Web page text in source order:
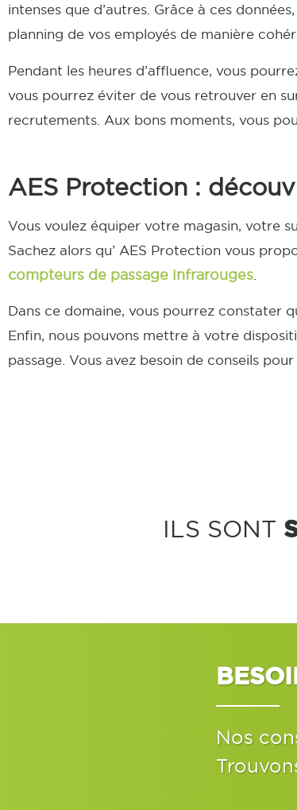
intenses que d’autres. Grâce à ces
planning de vos employés de manière
Pendant les heures d’affluence, vous
vous pourrez éviter de vous retrouver en
recrutements. Aux bons moments, vous
AES Protection :
Vous voulez équiper votre magasin, votre
Sachez alors qu’ AES Protection vous
compteurs de passage infrarouges
Dans ce domaine, vous pourrez constater
Enfin, nous pouvons mettre à votre
passage. Vous avez besoin de conseils
ILS SONT
Nos